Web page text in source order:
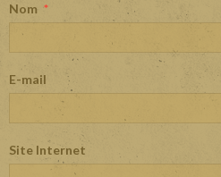
Nom
E-mail
Site Internet